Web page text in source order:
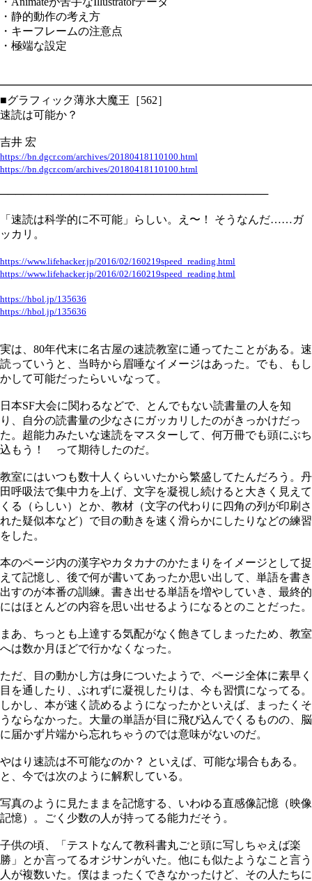
・静的動作の考え方
・キーフレームの注意点
・極端な設定
■グラフィック薄氷大魔王［562］
速読は可能か？
吉井 宏
https://bn.dgcr.com/archives/20180418110100.html
https://bn.dgcr.com/archives/20180418110100.html
───────────────────────────────────
「速読は科学的に不可能」らしい。え〜！ そうなんだ……ガ
ッカリ。
https://www.lifehacker.jp/2016/02/160219speed_reading.html
https://www.lifehacker.jp/2016/02/160219speed_reading.html
https://hbol.jp/135636
https://hbol.jp/135636
実は、80年代末に名古屋の速読教室に通ってたことがある。速
読っていうと、当時から眉唾なイメージはあった。でも、もし
かして可能だったらいいなって。
日本SF大会に関わるなどで、とんでもない読書量の人を知
り、自分の読書量の少なさにガッカリしたのがきっかけだっ
た。超能力みたいな速読をマスターして、何万冊でも頭にぶち
込もう！ って期待したのだ。
教室にはいつも数十人くらいいたから繁盛してたんだろう。丹
田呼吸法で集中力を上げ、文字を凝視し続けると大きく見えて
くる（らしい）とか、教材（文字の代わりに四角の列が印刷さ
れた疑似本など）で目の動きを速く滑らかにしたりなどの練習
をした。
本のページ内の漢字やカタカナのかたまりをイメージとして捉
えて記憶し、後で何が書いてあったか思い出して、単語を書き
出すのが本番の訓練。書き出せる単語を増やしていき、最終的
にはほとんどの内容を思い出せるようになるとのことだった。
まあ、ちっとも上達する気配がなく飽きてしまったため、教室
へは数か月ほどで行かなくなった。
ただ、目の動かし方は身についたようで、ページ全体に素早く
目を通したり、ぶれずに凝視したりは、今も習慣になってる。
しかし、本が速く読めるようになったかといえば、まったくそ
うならなかった。大量の単語が目に飛び込んでくるものの、脳
に届かず片端から忘れちゃうのでは意味がないのだ。
やはり速読は不可能なのか？ といえば、可能な場合もある。
と、今では次のように解釈している。
写真のように見たままを記憶する、いわゆる直感像記憶（映像
記憶）。ごく少数の人が持ってる能力だそう。
子供の頃、「テストなんて教科書丸ごと頭に写しちゃえば楽
勝」とか言ってるオジサンがいた。他にも似たようなこと言う
人が複数いた。僕はまったくできなかったけど、その人たちに